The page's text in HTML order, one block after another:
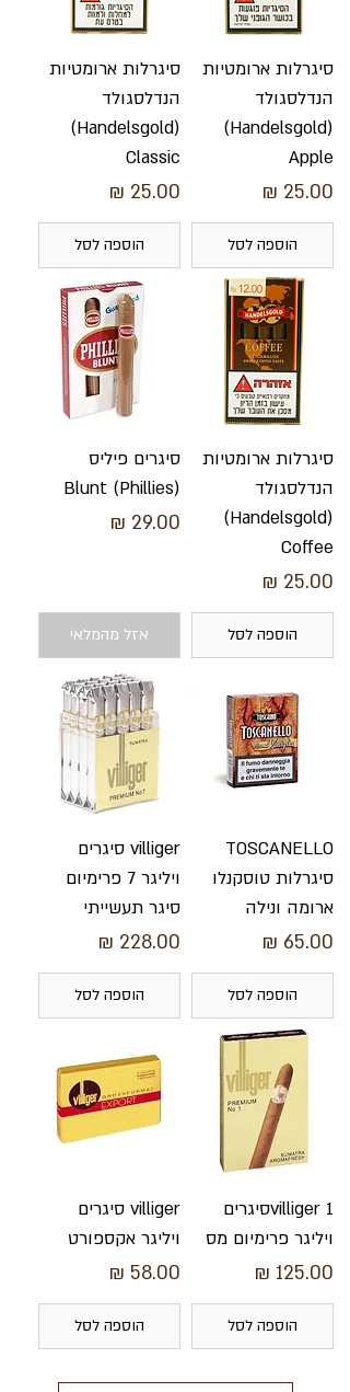
סיגרלות ארומטיות
הנדלסגולד
(Handelsgold)
Apple
מחיר
הוספה לסל
סיגרלות ארומטיות
הנדלסגולד
(Handelsgold)
Classic
מחיר
הוספה לסל
סיגרלות ארומטיות
הנדלסגולד
(Handelsgold)
Coffee
מחיר
הוספה לסל
סיגרים פיליס
(Phillies) Blunt
מחיר
אזל מהמלאי
TOSCANELLO
סיגרלות טוסקנלו
ארומה ונילה
מחיר
הוספה לסל
villiger סיגרים
ויליגר 7 פרימיום
סיגר תעשייתי
מחיר
הוספה לסל
villiger 1סיגרים
ויליגר פרימיום מס
מחיר
הוספה לסל
villiger סיגרים
ויליגר אקספורט
מחיר
הוספה לסל